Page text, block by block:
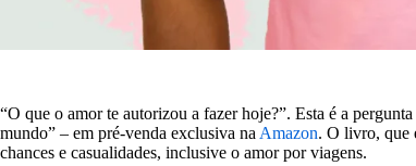
“O que o amor te autorizou a fazer hoje?”. Esta é a
mundo” – em pré-venda exclusiva na Amazon. O livro, que
chances e casualidades, inclusive o amor por viagens.